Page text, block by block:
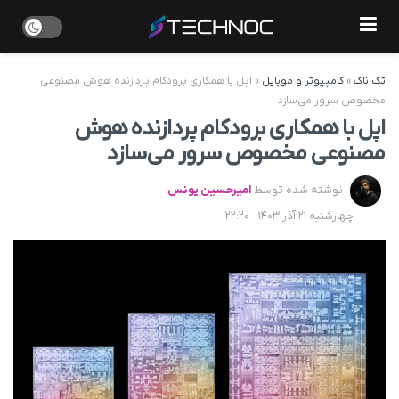
تک ناک»کامپیوتر و موبایل » اپل با همکاری برودکام پردازنده هوش مصنوعی
مخصوص سرور می‌سازد
اپل با همکاری برودکام پردازنده هوش
مصنوعی مخصوص سرور می‌سازد
نوشته شده توسط امیرحسین یونس
چهارشنبه 21 آذر 1403 - 22:20